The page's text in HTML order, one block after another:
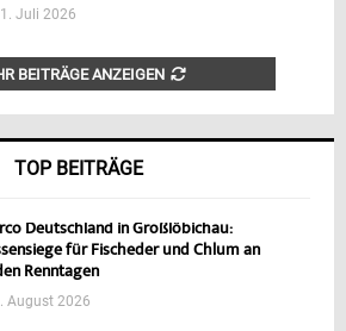
Juli 2026
BEITRÄGE ANZEIGEN
TOP BEITRÄGE
Deutschland in Großlöbichau:
für Fischeder und Chlum an
Renntagen
August 2026